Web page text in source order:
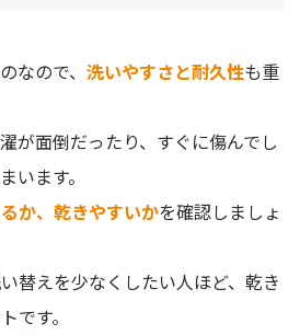
なので、 洗いやすさと耐久性も重
が面倒だったり、すぐに傷んでし
います。
か、乾きやすいかを確認しましょ
替えを少なくしたい人ほど、乾き
です。